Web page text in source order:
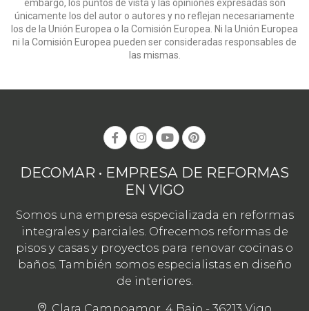
embargo, los puntos de vista y las opiniones expresadas son
únicamente los del autor o autores y no reflejan necesariamente
los de la Unión Europea o la Comisión Europea. Ni la Unión Europea
ni la Comisión Europea pueden ser consideradas responsables de
las mismas.
DECOMAR • EMPRESA DE REFORMAS
EN VIGO
Somos una empresa especializada en reformas
integrales y parciales. Ofrecemos reformas de
pisos y casas y proyectos para renovar cocinas o
baños. También somos especialistas en diseño
de interiores.
Clara Campoamor, 4 Bajo - 36213 Vigo